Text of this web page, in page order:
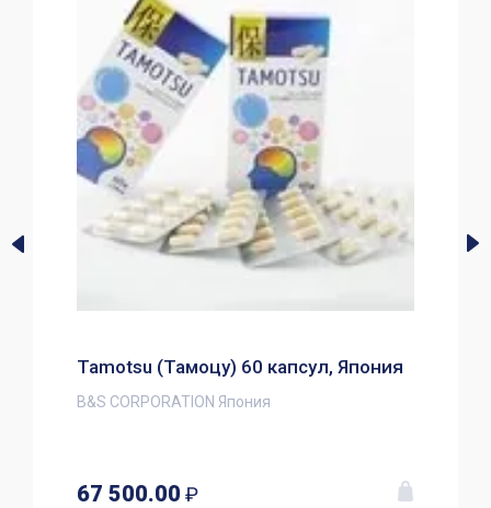
Tamotsu (Тамоцу) 60 капсул, Япония
B&S CORPORATION Япония
67 500.00 ₽